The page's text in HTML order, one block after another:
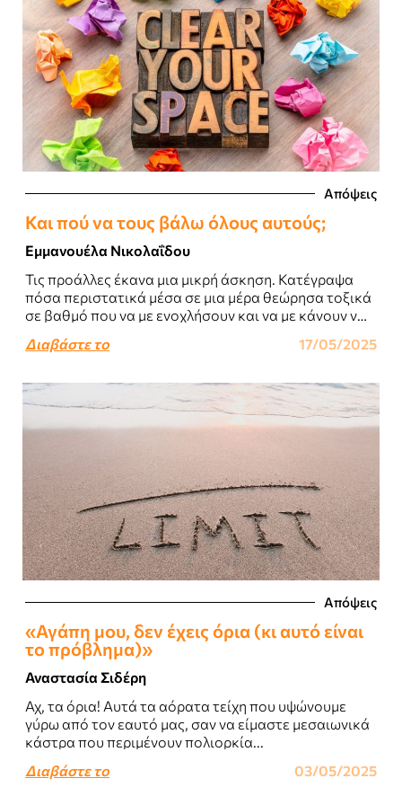
Απόψεις
Και πού να τους βάλω όλους αυτούς;
Εμμανουέλα Νικολαΐδου
Τις προάλλες έκανα μια μικρή άσκηση. Κατέγραψα
πόσα περιστατικά μέσα σε μια μέρα θεώρησα τοξικά
σε βαθμό που να με ενοχλήσουν και να με κάνουν να
Διαβάστε το 17/05/2025
Απόψεις
«Αγάπη μου, δεν έχεις όρια (κι αυτό είναι
το πρόβλημα)»
Αναστασία Σιδέρη
Αχ, τα όρια! Αυτά τα αόρατα τείχη που υψώνουμε
γύρω από τον εαυτό μας, σαν να είμαστε μεσαιωνικά
κάστρα που περιμένουν πολιορκία...
Διαβάστε το
03/05/2025